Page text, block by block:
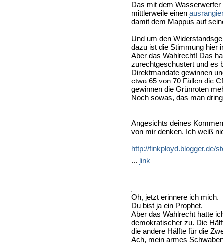
Das mit dem
mittlerweile einen
damit dem Mappus auf
Und um den
dazu ist die Stimmung hier
Aber das Wahlrecht! Das
zurechtgeschustert und es
Direktmandate gewinnen
etwa 65 von 70 Fällen die
gewinnen die Grünroten
Noch sowas, das man
Angesichts deines
von mir denken. Ich weiß
http://finkployd.blogger.de/
... link
Oh, jetzt erinnere ich mich.
Du bist ja ein Prophet.
Aber das Wahlrecht hatte
demokratischer zu. Die
die andere Hälfte für die
Ach, mein armes